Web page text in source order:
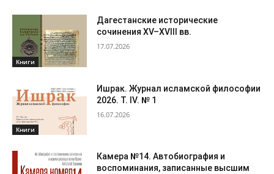
Книги
Дагестанские исторические
сочинения XV–XVIII вв.
17.07.2026
Книги
Ишрак. Журнал исламской философии
2026. Т. IV. № 1
16.07.2026
Камера №14. Автобиография и
воспоминания, записанные высшим